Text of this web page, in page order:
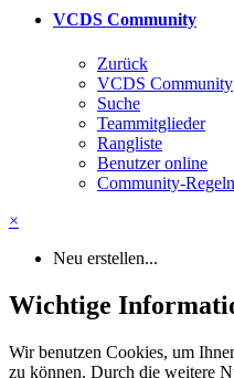
VCDS Community
Zurück
VCDS Community
Suche
Teammitglieder
Rangliste
Benutzer online
Community-Regeln
×
Neu erstellen...
Wichtige
Wir benutzen Cookies, um
zu können. Durch die weitere